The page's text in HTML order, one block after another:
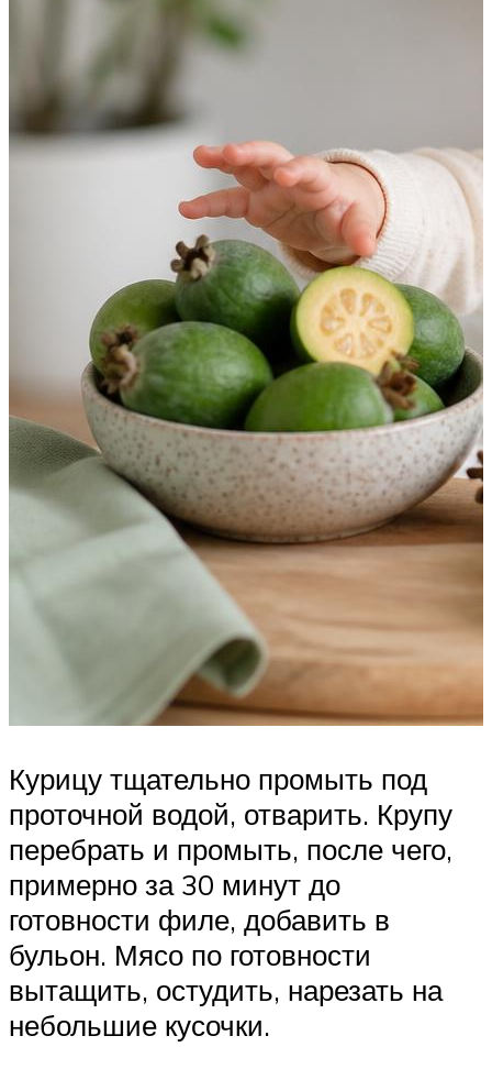
Курицу тщательно промыть под
проточной водой, отварить. Крупу
перебрать и промыть, после чего,
примерно за 30 минут до
готовности филе, добавить в
бульон. Мясо по готовности
вытащить, остудить, нарезать на
небольшие кусочки.